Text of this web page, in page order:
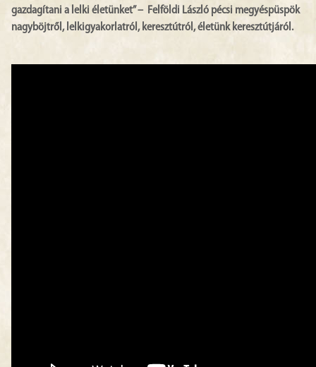
gazdagítani a lelki életünket” – Felföldi László pécsi megyéspüspök
nagyböjtről, lelkigyakorlatról, keresztútról, életünk keresztútjáról.